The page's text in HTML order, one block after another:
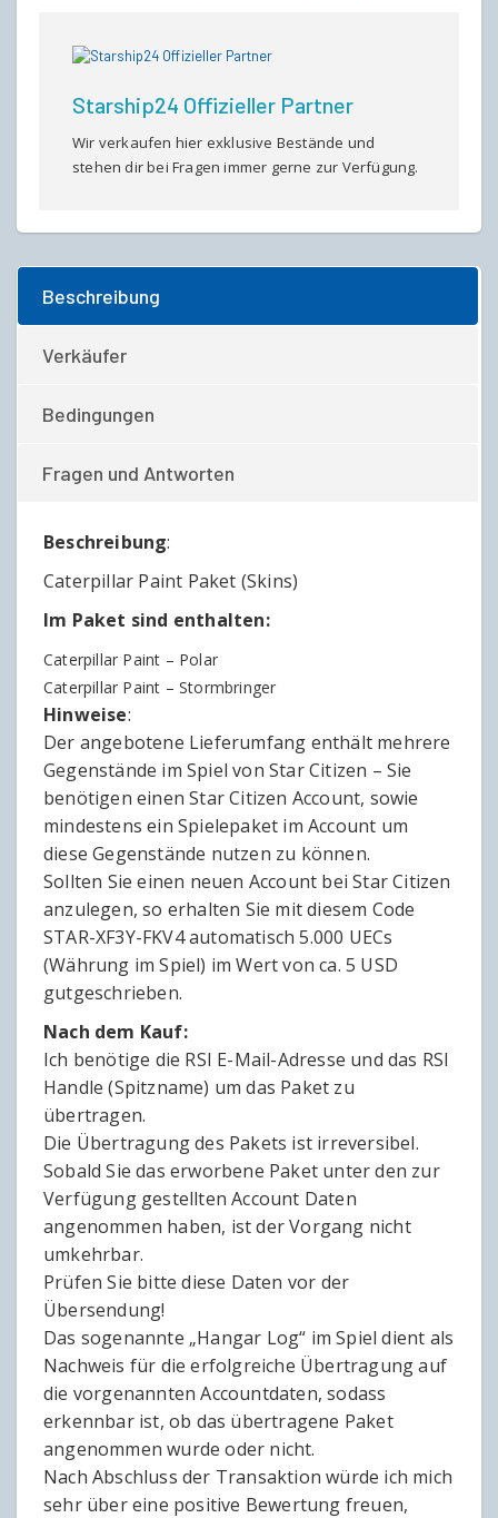
Starship24 Offizieller Partner
Wir verkaufen hier exklusive Bestände und
stehen dir bei Fragen immer gerne zur Verfügung.
Beschreibung
Verkäufer
Bedingungen
Fragen und Antworten
Beschreibung:
Caterpillar Paint Paket (Skins)
Im Paket sind enthalten:
Caterpillar Paint – Polar
Caterpillar Paint – Stormbringer
Hinweise:
Der angebotene Lieferumfang enthält mehrere
Gegenstände im Spiel von Star Citizen – Sie
benötigen einen Star Citizen Account, sowie
mindestens ein Spielepaket im Account um
diese Gegenstände nutzen zu können.
Sollten Sie einen neuen Account bei Star Citizen
anzulegen, so erhalten Sie mit diesem Code
STAR-XF3Y-FKV4 automatisch 5.000 UECs
(Währung im Spiel) im Wert von ca. 5 USD
gutgeschrieben.
Nach dem Kauf:
Ich benötige die RSI E-Mail-Adresse und das RSI
Handle (Spitzname) um das Paket zu
übertragen.
Die Übertragung des Pakets ist irreversibel.
Sobald Sie das erworbene Paket unter den zur
Verfügung gestellten Account Daten
angenommen haben, ist der Vorgang nicht
umkehrbar.
Prüfen Sie bitte diese Daten vor der
Übersendung!
Das sogenannte „Hangar Log“ im Spiel dient als
Nachweis für die erfolgreiche Übertragung auf
die vorgenannten Accountdaten, sodass
erkennbar ist, ob das übertragene Paket
angenommen wurde oder nicht.
Nach Abschluss der Transaktion würde ich mich
sehr über eine positive Bewertung freuen,